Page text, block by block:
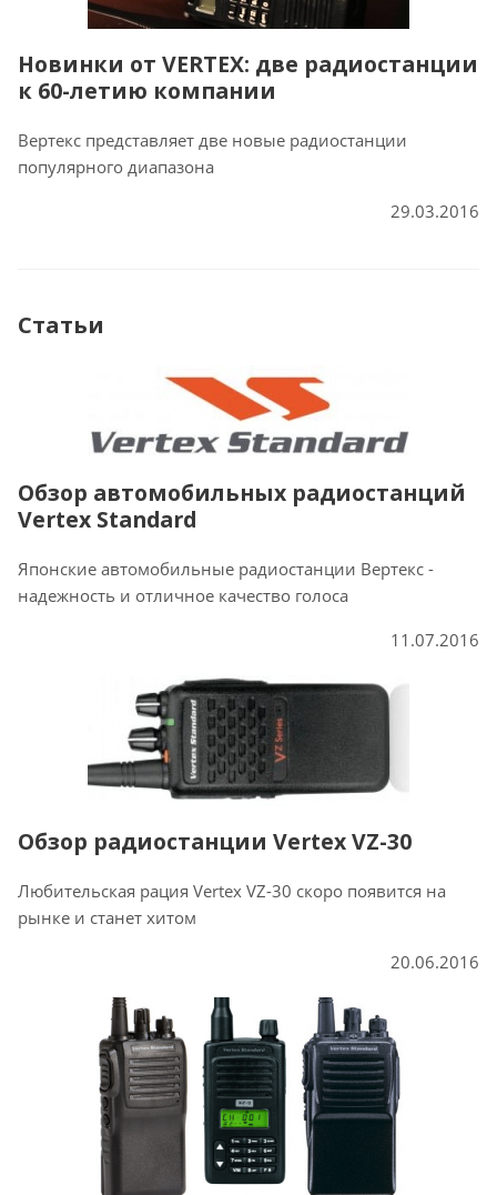
Новинки от VERTEX: две радиостанции
к 60-летию компании
Вертекс представляет две новые радиостанции
популярного диапазона
29.03.2016
Статьи
Обзор автомобильных радиостанций
Vertex Standard
Японские автомобильные радиостанции Вертекс -
надежность и отличное качество голоса
11.07.2016
Обзор радиостанции Vertex VZ-30
Любительская рация Vertex VZ-30 скоро появится на
рынке и станет хитом
20.06.2016